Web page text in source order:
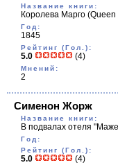
Название книги:
Королева Марго (Queen
Год:
1845
Рейтинг (Гол.):
5.0 (4)
Мнений:
2
Сименон Жорж
Название книги:
В подвалах отеля
Год:
Рейтинг (Гол.):
5.0 (4)